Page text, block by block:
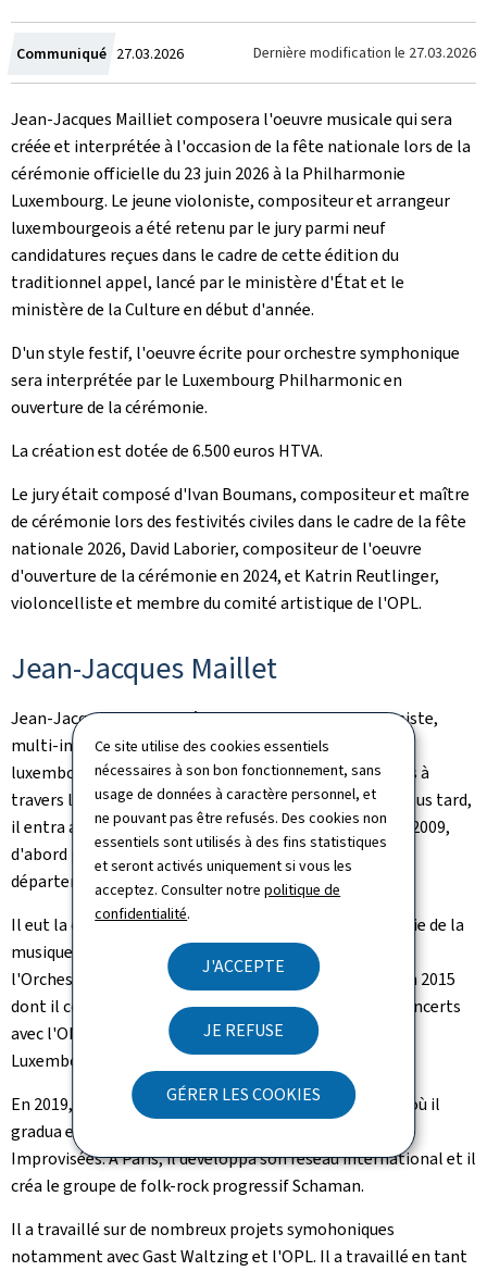
Ce site utilise des cookies essentiels
nécessaires à son bon fonctionnement, sans
usage de données à caractère personnel, et
ne pouvant pas être refusés. Des cookies non
essentiels sont utilisés à des fins statistiques
et seront activés uniquement si vous les
acceptez. Consulter notrepolitique de
confidentialité.
J'ACCEPTE
JE REFUSE
GÉRER LES COOKIES
Communiqué Crée
le
27.03.2026 Dernière modification le 27.03.2026
Jean-Jacques Mailliet composera l'oeuvre musicale qui sera
créée et interprétée à l'occasion de la fête nationale lors de la
cérémonie officielle du 23 juin 2026 à la Philharmonie
Luxembourg. Le jeune violoniste, compositeur et arrangeur
luxembourgeois a été retenu par le jury parmi neuf
candidatures reçues dans le cadre de cette édition du
traditionnel appel, lancé par le ministère d'État et le
ministère de la Culture en début d'année.
D'un style festif, l'oeuvre écrite pour orchestre symphonique
sera interprétée par le Luxembourg Philharmonicen
ouverture de la cérémonie.
La création est dotée de 6.500 euros HTVA.
Le jury était composé d'Ivan Boumans, compositeur et maître
de cérémonie lors des festivités civiles dans le cadre de la fête
nationale 2026, David Laborier, compositeur de l'oeuvre
d'ouverture de la cérémonie en 2024, et Katrin Reutlinger,
violoncelliste et membre du comité artistique de l'OPL.
Jean-Jacques Maillet
Jean-Jacques Mailliet, né en 1998, est un jeune violoniste,
multi-instrumentiste, compositeur et arrangeur
luxembourgeois. Il commença le violon à l'âge de 3 ans à
travers les musiques folkloriques et l'improvisation. Plus tard,
il entra au Conservatoire de la Ville de Luxembourg en 2009,
d'abord pour des études en violon classique, puis au
département de jazz.
Il eut la chance de faire ses premiers pas dans l'industrie de la
musique, en annonçant son premier album solo avec
l'Orchestre national de Jazz de Luxembourg (ONJL) en 2015
dont il composa tous les morceaux. Il joua plusieurs concerts
avec l'ONJL, ainsi que pour la visite grand-ducale du
Luxembourg en Finlande en 2016.
En 2019, il entra au Conservatoire de Paris (CNSMDP), où il
gradua en Master au département de Jazz et Musiques
Improvisées. À Paris, il développa son réseau international et il
créa le groupe de folk-rock progressif Schaman.
Il a travaillé sur de nombreux projets symohoniques
notamment avec Gast Waltzing et l'OPL. Il a travaillé en tant